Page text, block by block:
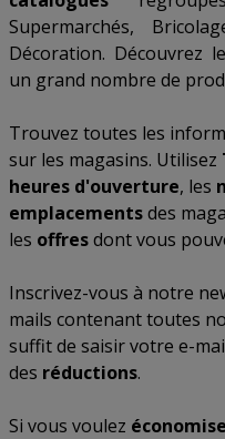
Supermarchés,
Décoration. Découvrez
un grand nombre de
Trouvez toutes les
sur les magasins. Utilisez
heures d'ouverture, les
emplacementsdes
les offresdont vous
Inscrivez-vous à notre
mails contenant toutes
suffit de saisir votre e-
des réductions.
Si vous voulez